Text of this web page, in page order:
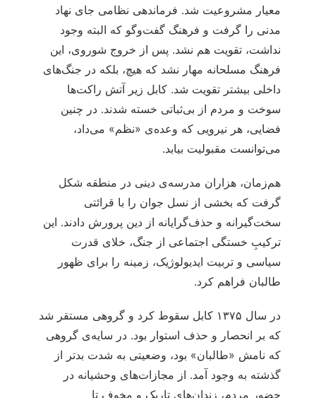
معیار مشروعیت شد. فرماندهی نظامی جای نهاد
مدنی را گرفت و فرهنگ گفت‌وگو که البته وجود
نداشت، تقویت هم نشد. پس از خروج شوروی، این
فرهنگ مسلحانه مهار نشد که هیچ، بلکه در جنگ‌های
داخلی بیشتر تقویت شد. کابل زیر آتش راکت‌ها
سوخت و مردم از بی‌ثباتی خسته شدند. در چنین
فضایی، هر نیرویی که وعده‌ی «نظم» می‌داد،
می‌توانست مقبولیت بیابد.
هم‌زمان، هزاران مدرسه‌ی دینی در منطقه شکل
گرفت که بخشی از نسل جوان را با قرائتی
سخت‌گیرانه و حذف‌گرایانه از دین پرورش دادند. این
ترکیبِ خستگی اجتماعی از جنگ، خلای قدرت
سیاسی و تربیت ایدیولوژیک، زمینه را برای ظهور
طالبان فراهم کرد.
در سال ۱۳۷۵ کابل سقوط کرد و گروهی مستقر شد
که بر انحصار و حذف استوار بود. در سایه‌ی گروهی
که نامش «طالبان» بود، وضعیتی به شدت بدتر از
گذشته به وجود آمد. از مجازات‌های وحشیانه در
حضور مردم، زندان‌های تاریک و مخوف تا